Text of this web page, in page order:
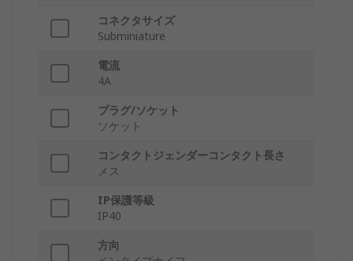
コネクタサイズ
Subminiature
電流
4A
プラグ/ソケット
ソケット
コンタクトジェンダーコンタクト長さ
メス
IP保護等級
IP40
方向